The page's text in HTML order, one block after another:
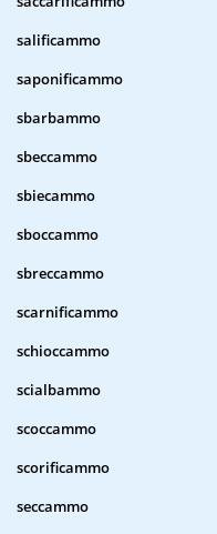
salificammo
saponificammo
sbarbammo
sbeccammo
sbiecammo
sboccammo
sbreccammo
scarnificammo
schioccammo
scialbammo
scoccammo
scorificammo
seccammo